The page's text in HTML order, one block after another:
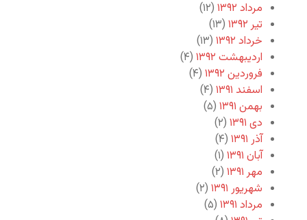
مرداد ۱۳۹۲
(۱۲)
تیر ۱۳۹۲
(۱۳)
خرداد ۱۳۹۲
(۱۳)
اردیبهشت ۱۳۹۲
(۴)
فروردین ۱۳۹۲
(۴)
اسفند ۱۳۹۱
(۴)
بهمن ۱۳۹۱
(۵)
دی ۱۳۹۱
(۲)
آذر ۱۳۹۱
(۴)
آبان ۱۳۹۱
(۱)
مهر ۱۳۹۱
(۲)
شهریور ۱۳۹۱
(۲)
مرداد ۱۳۹۱
(۵)